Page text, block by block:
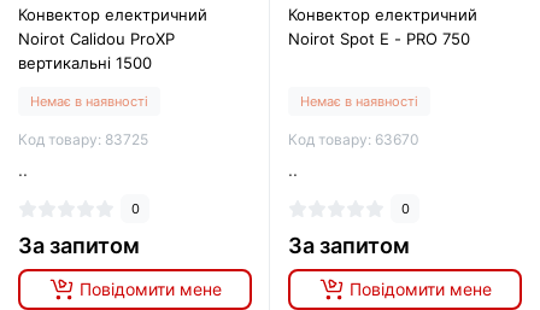
Конвектор електричний
Noirot Calidou ProXP
вертикальні 1500
Немає в наявності
Код товару: 83725
..
0
За запитом
Повідомити мене
Конвектор електричний
Noirot Spot E - PRO 750
Немає в наявності
Код товару: 63670
..
0
За запитом
Повідомити мене